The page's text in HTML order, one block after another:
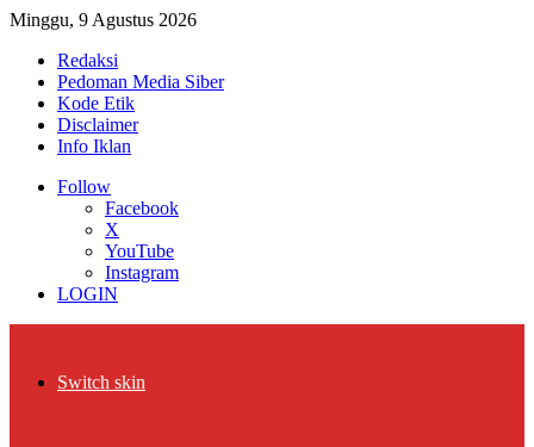
Minggu, 9 Agustus 2026
Redaksi
Pedoman Media Siber
Kode Etik
Disclaimer
Info Iklan
Follow
Facebook
X
YouTube
Instagram
LOGIN
Switch skin